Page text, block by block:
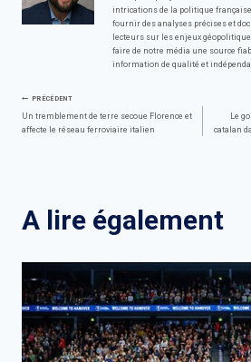
intrications de la politique
fournir des analyses précises et
lecteurs sur les enjeux
faire de notre média une source
information de qualité et
Navigation
PRÉCÉDENT
Un tremblement de terre secoue Florence et
affecte le réseau ferroviaire italien
Le
catalan
A lire également